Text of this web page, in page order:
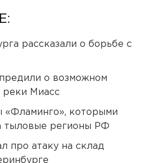
рассказали о борьбе с
о возможном
реки Миасс
«Фламинго», которыми
тыловые регионы РФ
про атаку на склад